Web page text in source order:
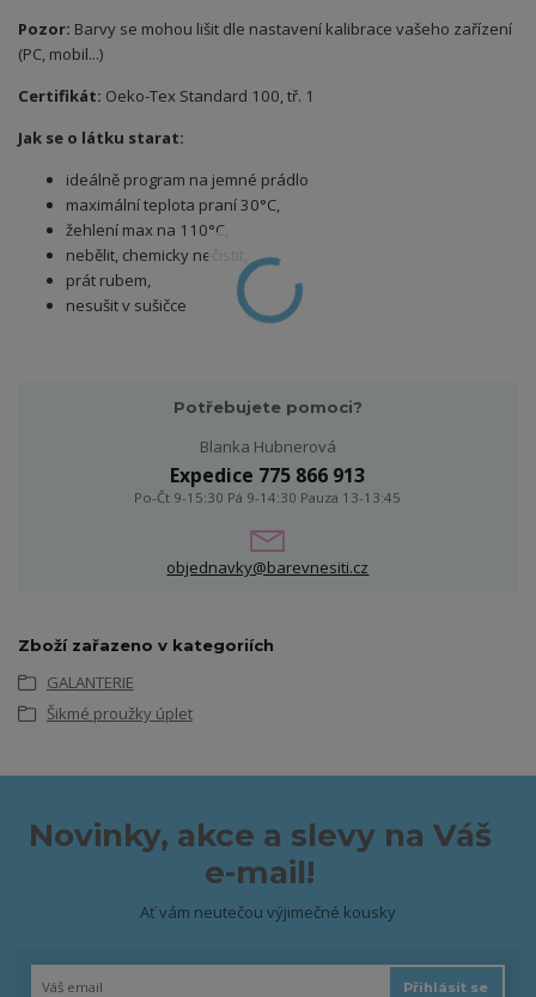
Pozor: Barvy se mohou lišit dle nastavení kalibrace vašeho zařízení
(PC, mobil...)
Certifikát: Oeko-Tex Standard 100, tř. 1
Jak se o látku starat:
ideálně program na jemné prádlo
maximální teplota praní 30°C,
žehlení max na 110°C,
nebělit, chemicky nečistit,
prát rubem,
nesušit v sušičce
Potřebujete pomoci?
Blanka Hubnerová
Expedice 775 866 913
Po-Čt 9-15:30 Pá 9-14:30 Pauza 13-13:45
objednavky@barevnesiti.cz
Zboží zařazeno v kategoriích
GALANTERIE
Šikmé proužky úplet
Novinky, akce a slevy na Váš
e-mail!
Ať vám neutečou výjimečné kousky
Přihlásit se